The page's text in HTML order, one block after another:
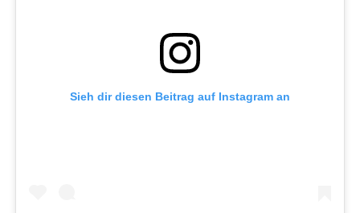
Sieh dir diesen Beitrag auf Instagram an